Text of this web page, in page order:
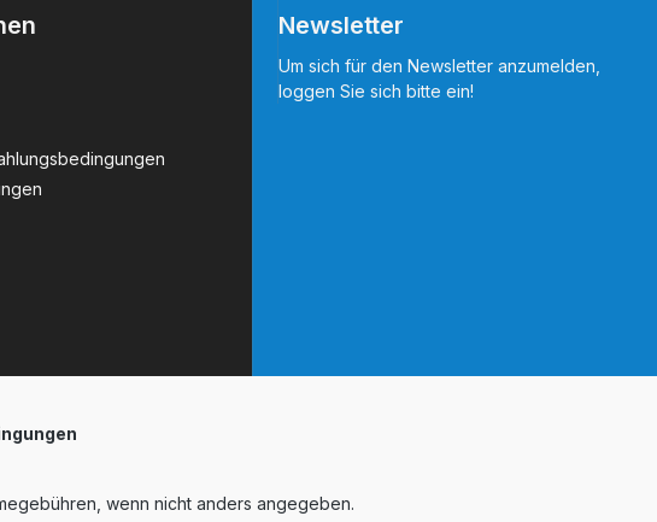
Newsletter
Um sich für den Newsletter anzumelden,
loggen Sie sich bitte ein!
wenn nicht anders angegeben.